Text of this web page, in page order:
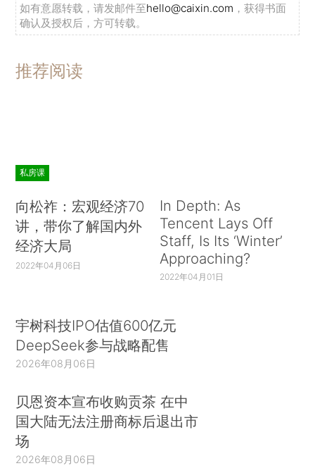
如有意愿转载，请发邮件至hello@caixin.com ，获得书面
确认及授权后，方可转载。
推荐阅读
私房课
向松祚：宏观经济70
讲，带你了解国内外
经济大局
2022年04月06日
In Depth: As
Tencent Lays Off
Staff, Is Its ‘Winter’
Approaching?
2022年04月01日
宇树科技IPO估值600亿元
DeepSeek参与战略配售
2026年08月06日
贝恩资本宣布收购贡茶 在中
国大陆无法注册商标后退出市
场
2026年08月06日